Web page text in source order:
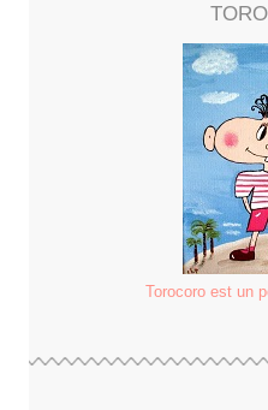
Torocoro est un